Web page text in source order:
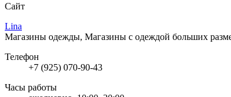
Сайт
Lina
Магазины одежды, Магазины с одеждой больших
Телефон
+7 (925) 070-90-43
Часы работы